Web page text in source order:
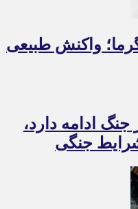
واکنش طبیعی
ادامه دارد،
شرایط جنگی